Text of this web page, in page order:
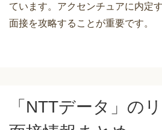
ています。アクセンチュアに内定
面接を攻略することが重要です。
「NTTデータ」の